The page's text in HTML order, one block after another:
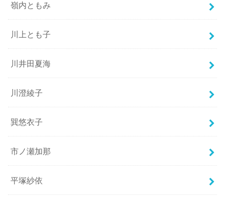
嶺内ともみ
川上とも子
川井田夏海
川澄綾子
巽悠衣子
市ノ瀬加那
平塚紗依